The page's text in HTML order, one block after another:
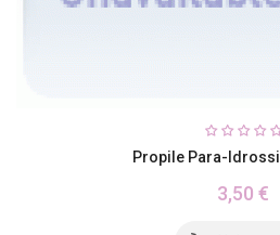
Propile Para-
3,50 €